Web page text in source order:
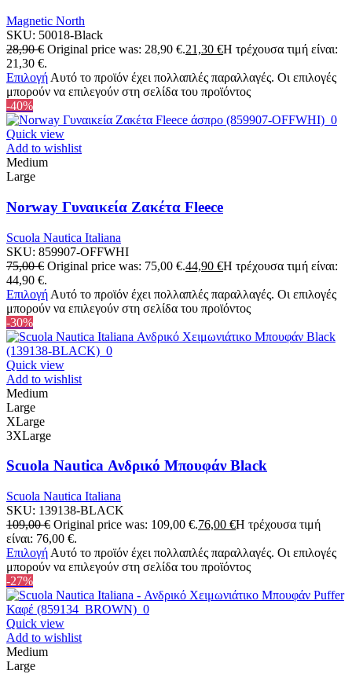
Magnetic North
SKU: 50018-Black
28,90€ Original price was: 28,90 €.21,30 €Η τρέχουσα τιμή είναι:
21,30 €.
Επιλογή Αυτό το προϊόν έχει πολλαπλές παραλλαγές. Οι επιλογές
μπορούν να επιλεγούν στη σελίδα του προϊόντος
-40%
Quick view
Add to wishlist
Medium
Large
Norway Γυναικεία Ζακέτα Fleece
Scuola Nautica Italiana
SKU: 859907-OFFWHI
75,00€ Original price was: 75,00 €.44,90 €Η τρέχουσα τιμή είναι:
44,90 €.
Επιλογή Αυτό το προϊόν έχει πολλαπλές παραλλαγές. Οι επιλογές
μπορούν να επιλεγούν στη σελίδα του προϊόντος
-30%
Quick view
Add to wishlist
Medium
Large
XLarge
3XLarge
Scuola Nautica Ανδρικό Μπουφάν Black
Scuola Nautica Italiana
SKU: 139138-BLACK
109,00€ Original price was: 109,00 €.76,00 €Η τρέχουσα τιμή
είναι: 76,00 €.
Επιλογή Αυτό το προϊόν έχει πολλαπλές παραλλαγές. Οι επιλογές
μπορούν να επιλεγούν στη σελίδα του προϊόντος
-27%
Quick view
Add to wishlist
Medium
Large